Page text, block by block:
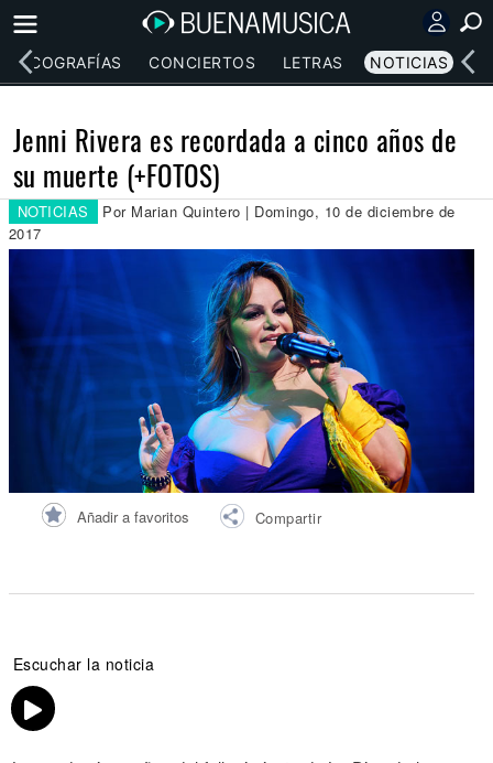
DISCOGRAFÍAS CONCIERTOS LETRAS NOTICIAS
Jenni Rivera es recordada a cinco años de
su muerte (+FOTOS)
NOTICIAS
Por Marian Quintero | Domingo, 10 de diciembre de
2017
Añadir a favoritos Compartir
Escuchar la noticia